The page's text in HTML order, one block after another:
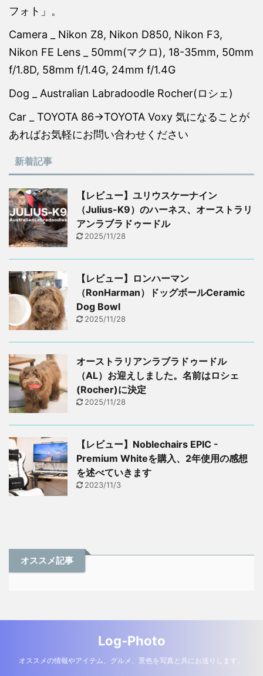
フォト」。
Camera _ Nikon Z8, Nikon D850, Nikon F3,
Nikon FE Lens _ 50mm(マクロ), 18-35mm, 50mm
f/1.8D, 58mm f/1.4G, 24mm f/1.4G
Dog _ Australian Labradoodle Rocher(ロシェ)
Car _ TOYOTA 86→TOYOTA Voxy 気になることが
あればお気軽にお問い合わせください
新着記事
【レビュー】ユリウスケーナイン
（Julius-K9）のハーネス、オーストラリ
アンラブラドゥードル
2025/11/28
【レビュー】ロンハーマン
（RonHarman）ドッグボールCeramic
Dog Bowl
2025/11/28
オーストラリアンラブラドゥードル
（AL）お迎えしました。名前はロシェ
(Rocher)に決定
2025/11/28
【レビュー】Noblechairs EPIC -
Premium Whiteを購入、2年使用の感想
を述べていきます
2023/11/3
オススメ記事
Log-Photo
オススメの情報やアイテム、グルメ、景色を写真と共にお送りします。